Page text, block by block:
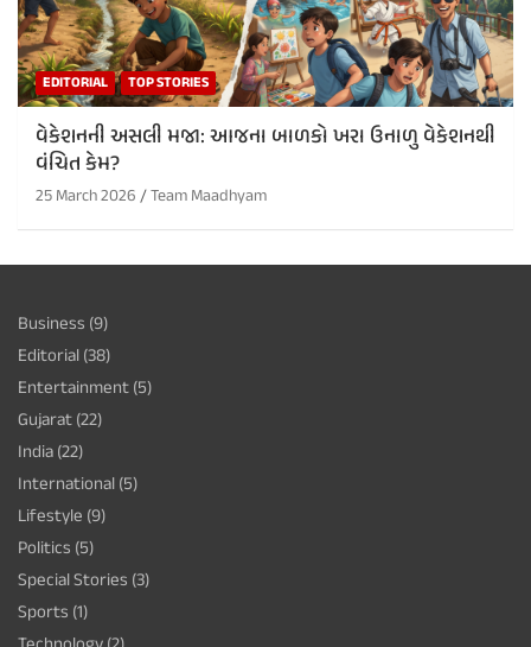
EDITORIAL TOP STORIES
વેકેશનની અસલી મજા: આજના બાળકો ખરા ઉનાળુ વેકેશનથી
વંચિત કેમ?
25 March 2026 Team Maadhyam
Business (9)
Editorial(38)
Entertainment(5)
Gujarat(22)
India(22)
International(5)
Lifestyle (9)
Politics (5)
Special Stories (3)
Sports (1)